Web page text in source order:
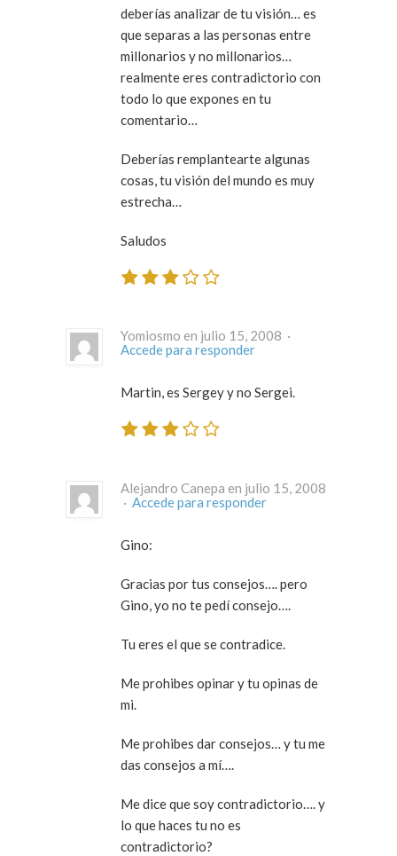
deberías analizar de tu visión… es
que separas a las personas entre
millonarios y no millonarios…
realmente eres contradictorio con
todo lo que expones en tu
comentario…
Deberías remplantearte algunas
cosas, tu visión del mundo es muy
estrecha…
Saludos
Yomiosmo en julio 15, 2008 ·
Accede para responder
Martin, es Sergey y no Sergei.
Alejandro Canepa en julio 15, 2008
· Accede para responder
Gino:
Gracias por tus consejos…. pero
Gino, yo no te pedí consejo….
Tu eres el que se contradice.
Me prohibes opinar y tu opinas de
mi.
Me prohibes dar consejos… y tu me
das consejos a mí….
Me dice que soy contradictorio…. y
lo que haces tu no es
contradictorio?